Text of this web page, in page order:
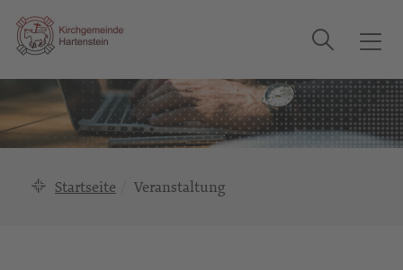
T
g
g
l
Suche
Startseite Veranstaltung